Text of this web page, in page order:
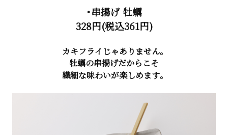
・串揚げ 牡蠣
328円(税込361円)
カキフライじゃありません。
牡蠣の串揚げだからこそ
繊細な味わいが楽しめます。